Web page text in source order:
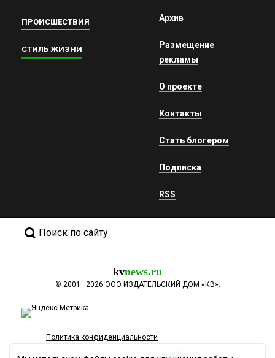
ПРОИСШЕСТВИЯ
СТИЛЬ ЖИЗНИ
Архив
Размещение
рекламы
О проекте
Контакты
Стать блогером
Подписка
RSS
Поиск по сайту
kvnews.ru
© 2001—2026 ООО ИЗДАТЕЛЬСКИЙ ДОМ «КВ».
Политика конфиденциальности